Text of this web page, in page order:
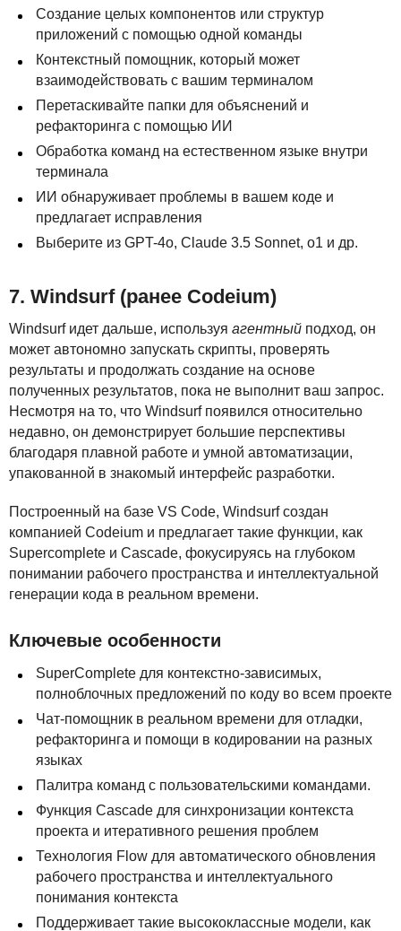
Создание целых компонентов или структур
приложений с помощью одной команды
Контекстный помощник, который может
взаимодействовать с вашим терминалом
Перетаскивайте папки для объяснений и
рефакторинга с помощью ИИ
Обработка команд на естественном языке внутри
терминала
ИИ обнаруживает проблемы в вашем коде и
предлагает исправления
Выберите из GPT-4o, Claude 3.5 Sonnet, o1 и др.
7. Windsurf (ранее Codeium)
Windsurf идет дальше, используя агентный подход, он
может автономно запускать скрипты, проверять
результаты и продолжать создание на основе
полученных результатов, пока не выполнит ваш запрос.
Несмотря на то, что Windsurf появился относительно
недавно, он демонстрирует большие перспективы
благодаря плавной работе и умной автоматизации,
упакованной в знакомый интерфейс разработки.
Построенный на базе VS Code, Windsurf создан
компанией Codeium и предлагает такие функции, как
Supercomplete и Cascade, фокусируясь на глубоком
понимании рабочего пространства и интеллектуальной
генерации кода в реальном времени.
Ключевые особенности
SuperComplete для контекстно-зависимых,
полноблочных предложений по коду во всем проекте
Чат-помощник в реальном времени для отладки,
рефакторинга и помощи в кодировании на разных
языках
Палитра команд с пользовательскими командами.
Функция Cascade для синхронизации контекста
проекта и итеративного решения проблем
Технология Flow для автоматического обновления
рабочего пространства и интеллектуального
понимания контекста
Поддерживает такие высококлассные модели, как